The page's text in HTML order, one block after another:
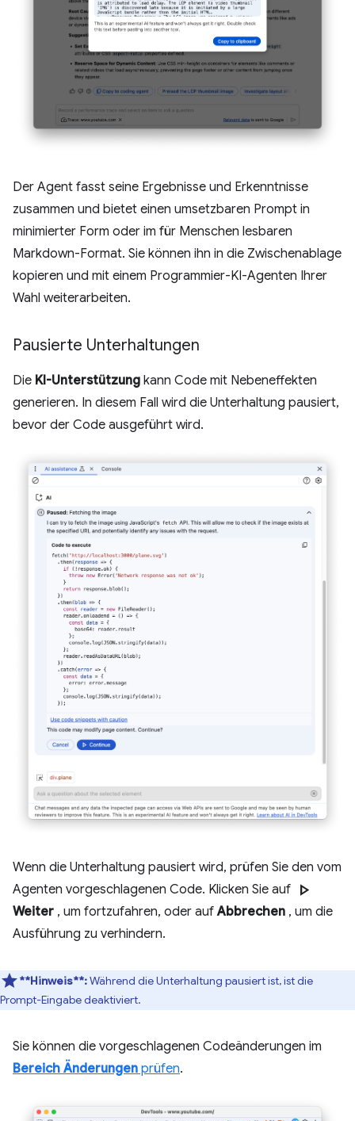
Der Agent fasst seine Ergebnisse und Erkenntnisse
zusammen und bietet einen umsetzbaren Prompt in
minimierter Form oder im für Menschen lesbaren
Markdown-Format. Sie können ihn in die Zwischenablage
kopieren und mit einem Programmier-KI-Agenten Ihrer
Wahl weiterarbeiten.
Pausierte Unterhaltungen
Die KI-Unterstützung kann Code mit Nebeneffekten
generieren. In diesem Fall wird die Unterhaltung pausiert,
bevor der Code ausgeführt wird.
Wenn die Unterhaltung pausiert wird, prüfen Sie den vom
Agenten vorgeschlagenen Code. Klicken Sie auf play_arrow
Weiter , um fortzufahren, oder aufAbbrechen , um die
Ausführung zu verhindern.
**Hinweis**:Während die Unterhaltung pausiert ist, ist die
Prompt-Eingabe deaktiviert.
Sie können die vorgeschlagenen Codeänderungen im
Bereich Änderungen prüfen.